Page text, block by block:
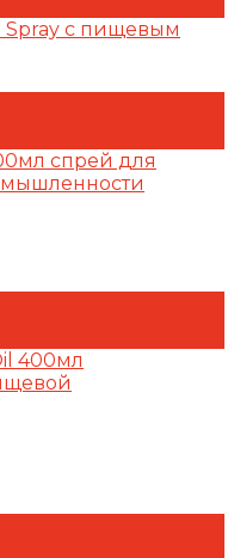
Spray с пищевым
спрей для
400мл